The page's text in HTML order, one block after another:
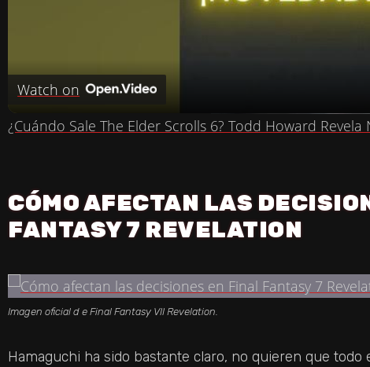
L
Y
I
E
O
Watch on
¿Cuándo Sale The Elder Scrolls 6? Todd Howard Revela
CÓMO AFECTAN LAS
FANTASY 7 REVELATION
Imagen oficial d e Final Fantasy VII Revelation.
Hamaguchi ha sido bastante claro, no quieren que